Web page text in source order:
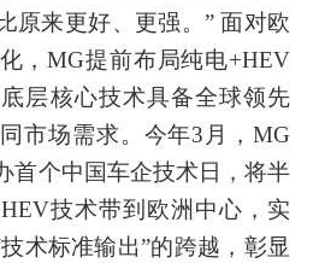
原来更好、更强。” 面对欧
，MG提前布局纯电+HEV
层核心技术具备全球领先
市场需求。今年3月，MG
首个中国车企技术日，将半
技术带到欧洲中心，实
术标准输出”的跨越，彰显